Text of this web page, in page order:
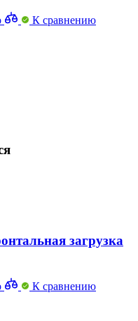
К сравнению
загрузка
К сравнению